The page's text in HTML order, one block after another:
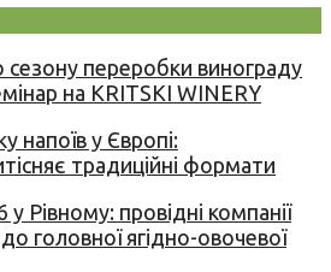
сезону переробки винограду
на KRITSKI WINERY
напоїв у Європі:
традиційні формати
Рівному: провідні компанії
головної ягідно-овочевої